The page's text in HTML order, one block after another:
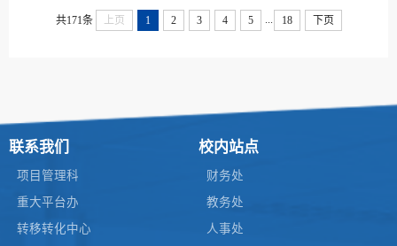
与发酵工程专业委员...
院副院长，兼任国学院副院长（主持工作）。第
六批全国中医临床优秀人才。主要从事中医学术
科重点项目、青年项目以及广东省社科项目、广
共171条 上页 1 2 3 4 5 18 下页
联系我们
项目管理科
重大平台办
转移转化中心
校内站点
财务处
教务处
人事处